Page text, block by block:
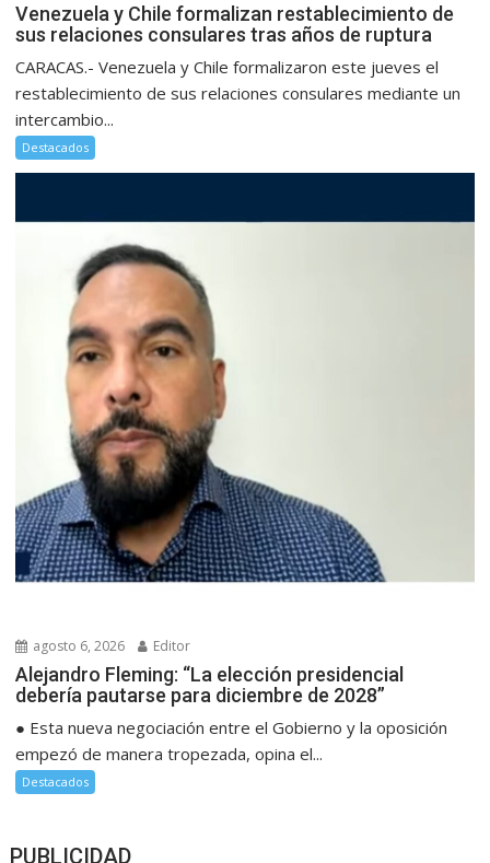
Venezuela y Chile formalizan restablecimiento de
sus relaciones consulares tras años de ruptura
CARACAS.- Venezuela y Chile formalizaron este jueves el
restablecimiento de sus relaciones consulares mediante un
intercambio...
Destacados
agosto 6, 2026 Editor
Alejandro Fleming: “La elección presidencial
debería pautarse para diciembre de 2028”
● Esta nueva negociación entre el Gobierno y la oposición
empezó de manera tropezada, opina el...
Destacados
PUBLICIDAD